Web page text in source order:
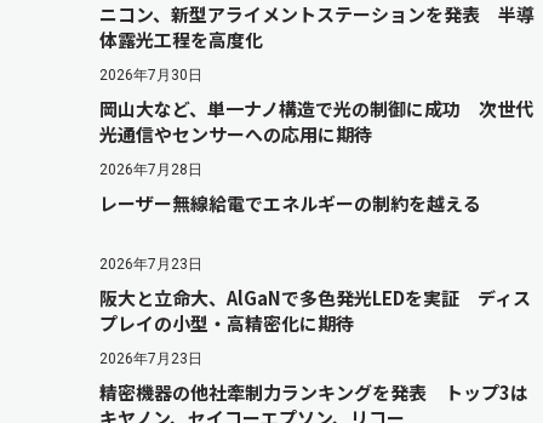
ニコン、新型アライメントステーションを発表 半導
体露光工程を高度化
2026年7月30日
岡山大など、単一ナノ構造で光の制御に成功 次世代
光通信やセンサーへの応用に期待
2026年7月28日
レーザー無線給電でエネルギーの制約を越える
2026年7月23日
阪大と立命大、AlGaNで多色発光LEDを実証 ディス
プレイの小型・高精密化に期待
2026年7月23日
精密機器の他社牽制力ランキングを発表 トップ3は
キヤノン、セイコーエプソン、リコー